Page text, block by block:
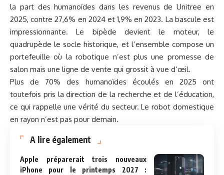
la part des humanoïdes dans les revenus de Unitree en
2025, contre 27,6% en 2024 et 1,9% en 2023. La bascule est
impressionnante. Le bipède devient le moteur, le
quadrupède le socle historique, et l’ensemble compose un
portefeuille où la robotique n’est plus une promesse de
salon mais une ligne de vente qui grossit à vue d’œil.
Plus de 70% des humanoïdes écoulés en 2025 ont
toutefois pris la direction de la recherche et de l’éducation,
ce qui rappelle une vérité du secteur. Le robot domestique
en rayon n’est pas pour demain.
A lire également
Apple préparerait trois nouveaux
iPhone pour le printemps 2027 :